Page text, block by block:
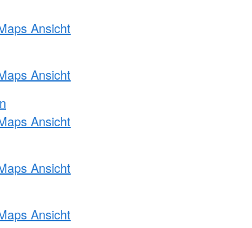
Ansicht
Ansicht
Ansicht
Ansicht
Ansicht